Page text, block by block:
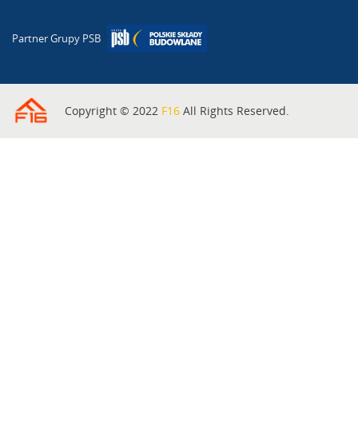
Partner Grupy PSB
Copyright © 2022 F16 All Rights Reserved.